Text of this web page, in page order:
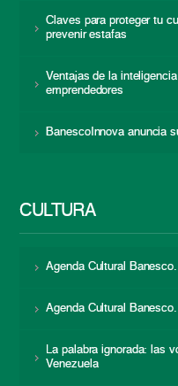
Claves para proteger tu
prevenir estafas
Ventajas de la
emprendedores
BanescoInnova anuncia
CULTURA
Agenda Cultural
Agenda Cultural
La palabra ignorada: las
Venezuela